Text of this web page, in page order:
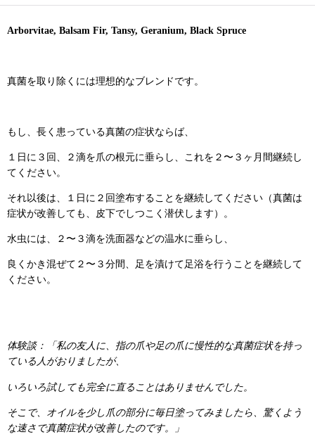
Arborvitae, Balsam Fir, Tansy, Geranium, Black Spruce
真菌を取り除くには理想的なブレンドです。
もし、長く患っている真菌の症状ならば、
１日に３回、２滴を爪の根元に垂らし、これを２〜３ヶ月間継続し
てください。
それ以後は、１日に２回塗布することを継続してください（真菌は
症状が改善しても、皮下でしつこく潜伏します）。
水虫には、２〜３滴を洗面器などの温水に垂らし、
良くかき混ぜて２〜３分間、足を漬けて足浴を行うことを継続して
ください。
体験談：「私の友人に、指の爪や足の爪に慢性的な真菌症状を持っ
ている人がおりましたが、
いろいろ試しても完全に直ることはありませんでした。
そこで、オイルを少し爪の部分に毎日塗ってみましたら、驚くよう
な速さで真菌症状が改善したのです。」